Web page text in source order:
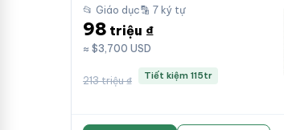
📂 Giáo dục🔡 7 ký tự
98 triệu ₫
≈ $3,700 USD
213 triệu ₫ Tiết kiệm 115tr